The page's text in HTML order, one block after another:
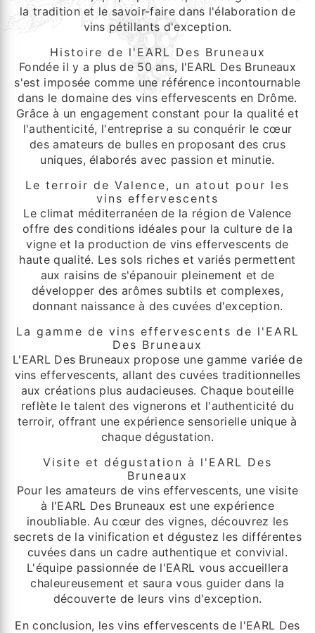
la tradition et le savoir-faire dans l'élaboration de
vins pétillants d'exception.
Histoire de l'EARL Des Bruneaux
Fondée il y a plus de 50 ans, l'EARL Des Bruneaux
s'est imposée comme une référence incontournable
dans le domaine des vins effervescents en Drôme.
Grâce à un engagement constant pour la qualité et
l'authenticité, l'entreprise a su conquérir le cœur
des amateurs de bulles en proposant des crus
uniques, élaborés avec passion et minutie.
Le terroir de Valence, un atout pour les
vins effervescents
Le climat méditerranéen de la région de Valence
offre des conditions idéales pour la culture de la
vigne et la production de vins effervescents de
haute qualité. Les sols riches et variés permettent
aux raisins de s'épanouir pleinement et de
développer des arômes subtils et complexes,
donnant naissance à des cuvées d'exception.
La gamme de vins effervescents de l'EARL
Des Bruneaux
L'EARL Des Bruneaux propose une gamme variée de
vins effervescents, allant des cuvées traditionnelles
aux créations plus audacieuses. Chaque bouteille
reflète le talent des vignerons et l'authenticité du
terroir, offrant une expérience sensorielle unique à
chaque dégustation.
Visite et dégustation à l'EARL Des
Bruneaux
Pour les amateurs de vins effervescents, une visite
à l'EARL Des Bruneaux est une expérience
inoubliable. Au cœur des vignes, découvrez les
secrets de la vinification et dégustez les différentes
cuvées dans un cadre authentique et convivial.
L'équipe passionnée de l'EARL vous accueillera
chaleureusement et saura vous guider dans la
découverte de leurs vins d'exception.
En conclusion, les vins effervescents de l'EARL Des